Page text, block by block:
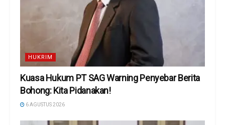
HUKRIM
Kuasa Hukum PT SAG Warning Penyebar Berita
Bohong: Kita Pidanakan!
6 AGUSTUS 2026